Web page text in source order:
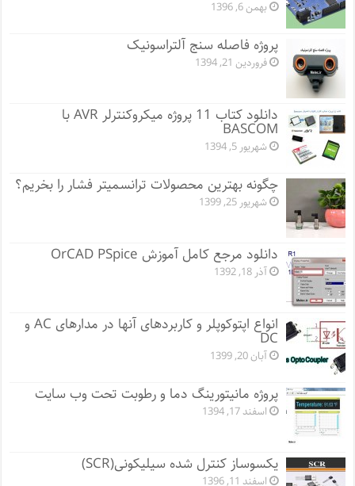
بهمن 6, 1396
پروژه فاصله سنج آلتراسونیک
فروردین 21, 1394
دانلود کتاب 11 پروژه میکروکنترلر AVR با
BASCOM
شهریور 5, 1394
چگونه بهترین محصولات ترانسمیتر فشار را بخریم؟
شهریور 25, 1399
دانلود مرجع کامل آموزش OrCAD PSpice
آذر 18, 1392
انواع اپتوکوپلر و کاربردهای آنها در مدارهای AC و
DC
آبان 20, 1399
پروژه مانيتورينگ دما و رطوبت تحت وب سایت
اسفند 17, 1394
یکسوساز کنترل شده سیلیکونی(SCR)
اسفند 11, 1396